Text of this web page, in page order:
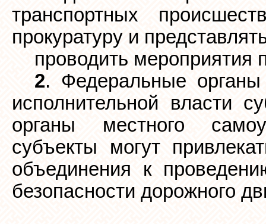
транспортных
прокуратуру и
проводить мероприятия
2. Федеральные органы
исполнительной власти
органы местного
субъекты могут
объединения к
безопасности дорожного